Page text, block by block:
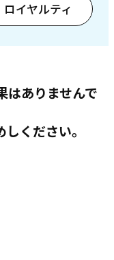
ロイヤルティ
はありませんで
ください。